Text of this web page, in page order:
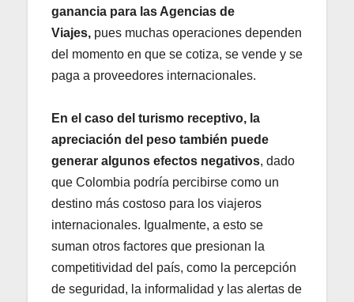
ganancia para las Agencias de
Viajes, pues muchas operaciones dependen
del momento en que se cotiza, se vende y se
paga a proveedores internacionales.
En el caso del turismo receptivo, la
apreciación del peso también puede
generar algunos efectos negativos, dado
que Colombia podría percibirse como un
destino más costoso para los viajeros
internacionales. Igualmente, a esto se
suman otros factores que presionan la
competitividad del país, como la percepción
de seguridad, la informalidad y las alertas de